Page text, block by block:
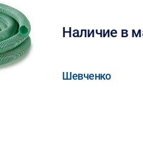
Наличие в
Шевченко